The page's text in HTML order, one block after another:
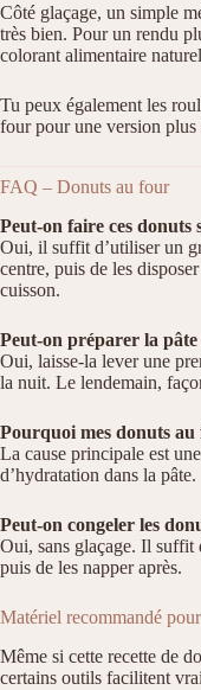
Côté glaçage, un simple
très bien. Pour un rendu
colorant alimentaire
Tu peux également les
four pour une version plus
FAQ – Donuts au four
Peut-on faire ces donuts
Oui, il suffit d’utiliser un
centre, puis de les
cuisson.
Peut-on préparer la pâte
Oui, laisse-la lever une
la nuit. Le lendemain,
Pourquoi mes donuts au
La cause principale est
d’hydratation dans la pâte.
Peut-on congeler les
Oui, sans glaçage. Il suffit
puis de les napper après.
Matériel recommandé
Même si cette recette de
certains outils facilitent